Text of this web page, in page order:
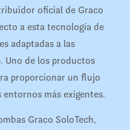
oficial de Graco
a esta tecnología de
adaptadas a las
Uno de los productos
proporcionar un flujo
más exigentes.
Graco SoloTech,